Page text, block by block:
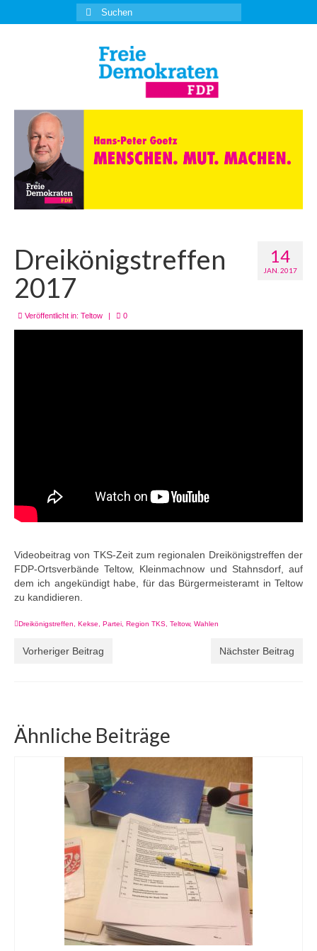
Suche
nach:
14
JAN. 2017
Dreikönigstreffen
2017
Veröffentlicht in: Teltow | 0
Videobeitrag von TKS-Zeit zum regionalen Dreikönigstreffen der
FDP-Ortsverbände Teltow, Kleinmachnow und Stahnsdorf, auf
dem ich angekündigt habe, für das Bürgermeisteramt in Teltow
zu kandidieren.
Dreikönigstreffen Kekse Partei Region TKS Teltow, Wahlen
Vorheriger Beitrag Nächster Beitrag
Ähnliche Beiträge